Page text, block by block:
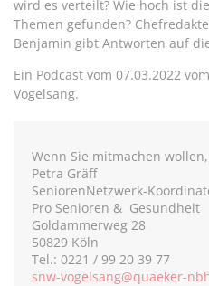
wird es verteilt? Wie hoch ist
Themen gefunden?
Benjamin gibt Antworten auf
Ein Podcast vom 07.03.2022
Vogelsang.
Wenn Sie mitmachen
Petra Gräff
SeniorenNetzwerk-
Pro Senioren & Gesundheit
Goldammerweg 28
50829 Köln
Tel.: 0221 / 99 20 39 77
snw-vogelsang@quaeker-